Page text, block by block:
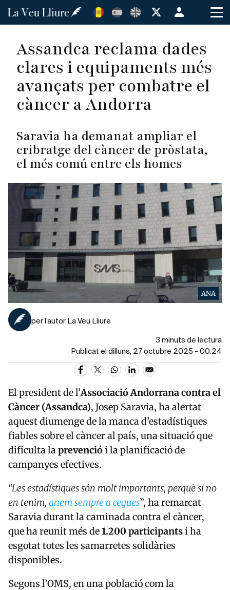
Vés
Menú
de
cuenta
de
usuario
Assandca reclama dades
clares i equipaments més
avançats per combatre el
càncer a Andorra
Saravia ha demanat ampliar el
cribratge del càncer de pròstata,
el més comú entre els homes
ANA
per l’autor La Veu Lliure
3 minuts de lectura
Publicat el dilluns, 27 octubre 2025 - 00:24
El president de l’Associació Andorrana contra el
Càncer (Assandca), Josep Saravia, ha alertat
aquest diumenge de la manca d’estadístiques
fiables sobre el càncer al país, una situació que
dificulta laprevenciói la planificació de
campanyes efectives.
“Les estadístiques són molt importants, perquè si no
en tenim, anem sempre a cegues”, ha remarcat
Saravia durant la caminada contra el càncer,
que ha reunit més de1.200 participantsi ha
esgotat totes les samarretes solidàries
disponibles.
Segons l’OMS, en una població com la